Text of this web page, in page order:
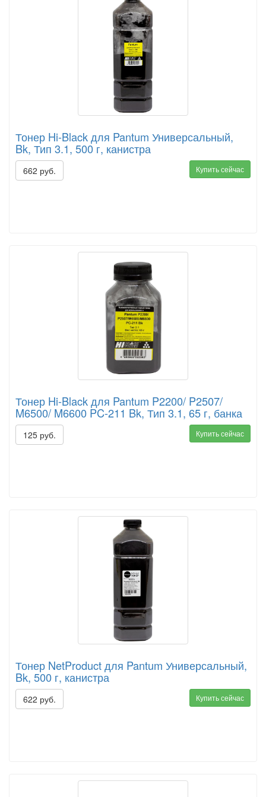
Тонер Hi-Black для Pantum Универсальный,
Bk, Тип 3.1, 500 г, канистра
662 руб. Купить сейчас
Тонер Hi-Black для Pantum P2200/ P2507/
M6500/ M6600 PC-211 Bk, Тип 3.1, 65 г, банка
125 руб. Купить сейчас
Тонер NetProduct для Pantum Универсальный,
Bk, 500 г, канистра
622 руб. Купить сейчас